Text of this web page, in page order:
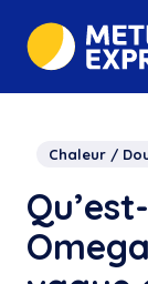
Chaleur /